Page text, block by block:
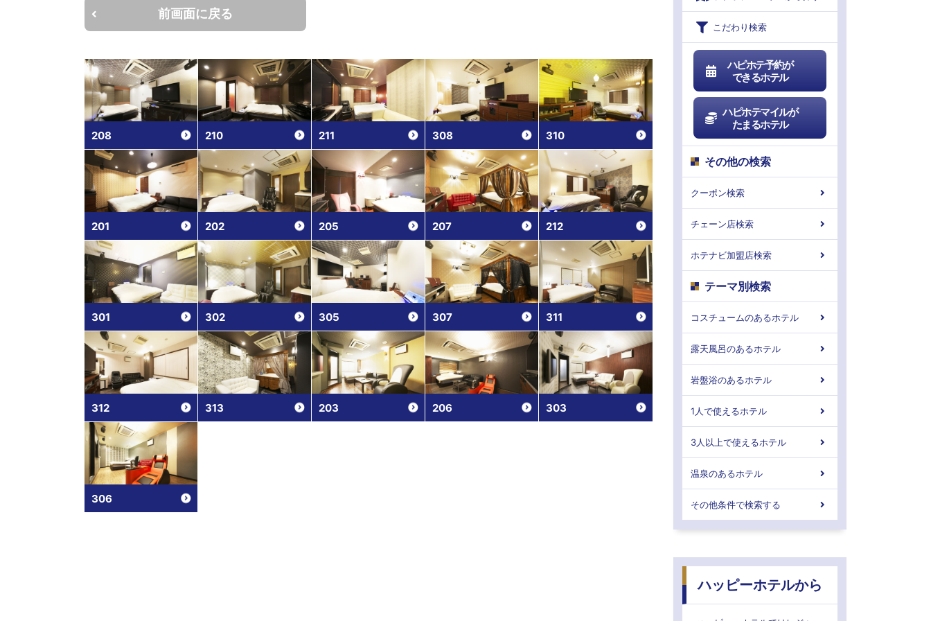
前画面に戻る
208 210 211 308 310
201 202 205 207 212
301 302 305 307 311
312 313 203 206 303
306
こだわり検索
ハピホテ予約が
できるホテル
ハピホテマイルが
たまるホテル
その他の検索
クーポン検索
チェーン店検索
ホテナビ加盟店検索
テーマ別検索
コスチュームのあるホテル
露天風呂のあるホテル
岩盤浴のあるホテル
1人で使えるホテル
3人以上で使えるホテル
温泉のあるホテル
その他条件で検索する
ハッピーホテルから